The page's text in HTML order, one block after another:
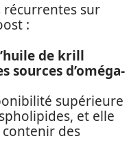
récurrentes sur
:
de krill
sources d’oméga-
supérieure
et elle
des